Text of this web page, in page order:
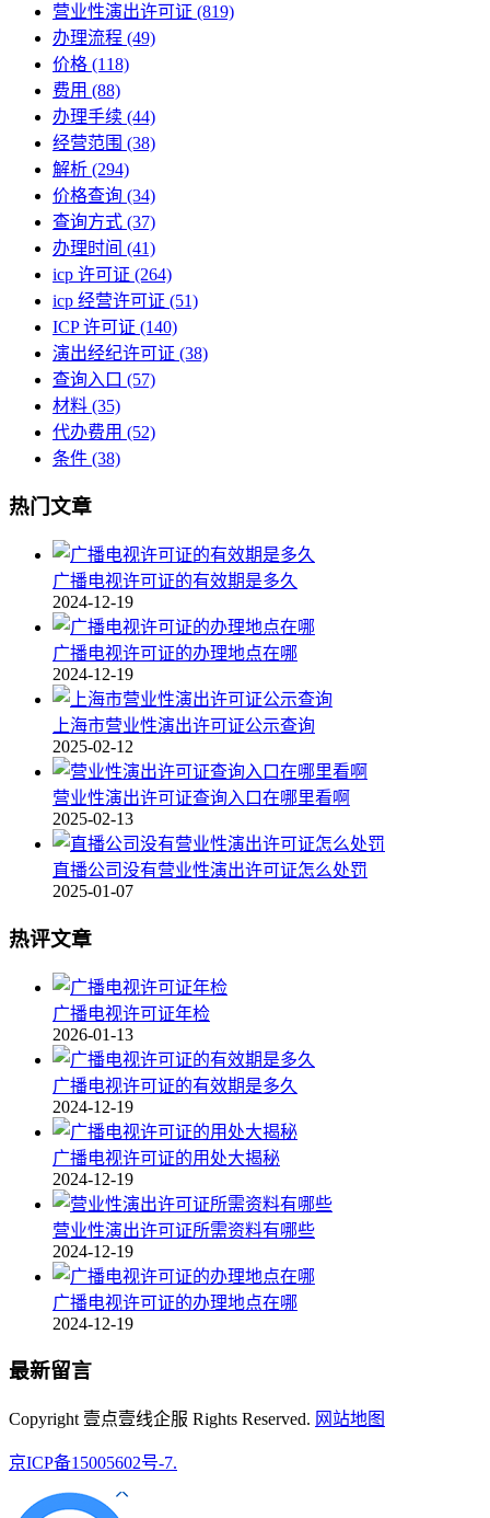
营业性演出许可证 (819)
办理流程 (49)
价格 (118)
费用 (88)
办理手续 (44)
经营范围 (38)
解析 (294)
价格查询 (34)
查询方式 (37)
办理时间 (41)
icp 许可证 (264)
icp 经营许可证 (51)
ICP 许可证 (140)
演出经纪许可证 (38)
查询入口 (57)
材料 (35)
代办费用 (52)
条件 (38)
热门文章
广播电视许可证的有效期是多久
2024-12-19
广播电视许可证的办理地点在哪
2024-12-19
上海市营业性演出许可证公示查询
2025-02-12
营业性演出许可证查询入口在哪里看啊
2025-02-13
直播公司没有营业性演出许可证怎么处罚
2025-01-07
热评文章
广播电视许可证年检
2026-01-13
广播电视许可证的有效期是多久
2024-12-19
广播电视许可证的用处大揭秘
2024-12-19
营业性演出许可证所需资料有哪些
2024-12-19
广播电视许可证的办理地点在哪
2024-12-19
最新留言
Copyright 壹点壹线企服 Rights Reserved. 网站地图
京ICP备15005602号-7.